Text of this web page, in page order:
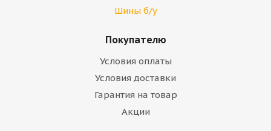
Шины б/у
Покупателю
Условия оплаты
Условия доставки
Гарантия на товар
Акции